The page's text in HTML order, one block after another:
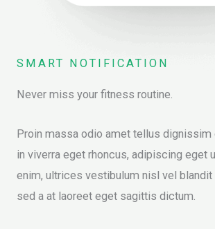
SMART NOTIFICATION
Never miss your fitness routine.
Proin massa odio amet tellus dignissim
in viverra eget rhoncus, adipiscing eget
enim, ultrices vestibulum nisl vel blandit
sed a at laoreet eget sagittis dictum.